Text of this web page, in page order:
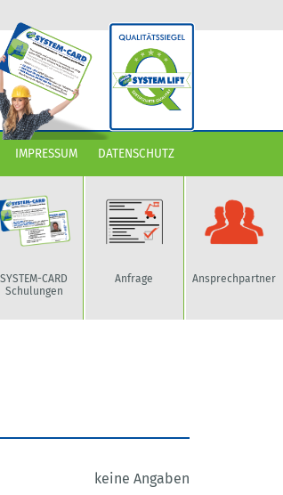
IMPRESSUM DATENSCHUTZ
SYSTEM-CARD
Schulungen
Anfrage Ansprechpartner
keine Angaben